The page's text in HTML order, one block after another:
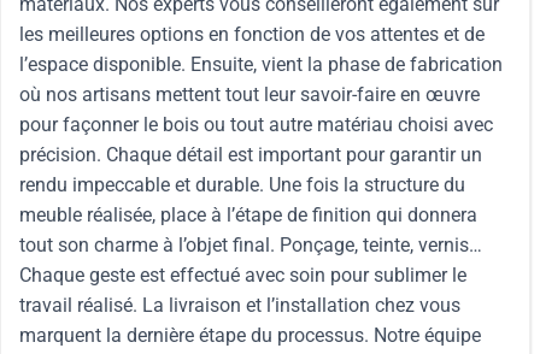
les meilleures options en fonction de vos attentes et de
l’espace disponible. Ensuite, vient la phase de fabrication
où nos artisans mettent tout leur savoir-faire en œuvre
pour façonner le bois ou tout autre matériau choisi avec
précision. Chaque détail est important pour garantir un
rendu impeccable et durable. Une fois la structure du
meuble réalisée, place à l’étape de finition qui donnera
tout son charme à l’objet final. Ponçage, teinte, vernis…
Chaque geste est effectué avec soin pour sublimer le
travail réalisé. La livraison et l’installation chez vous
marquent la dernière étape du processus. Notre équipe